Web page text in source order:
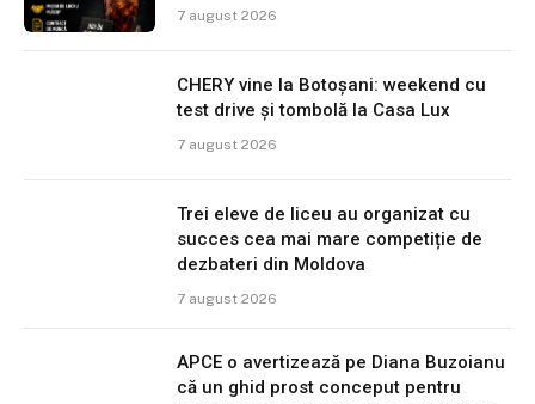
7 august 2026
CHERY vine la Botoșani: weekend cu
test drive și tombolă la Casa Lux
7 august 2026
Trei eleve de liceu au organizat cu
succes cea mai mare competiție de
dezbateri din Moldova
7 august 2026
APCE o avertizează pe Diana Buzoianu
că un ghid prost conceput pentru